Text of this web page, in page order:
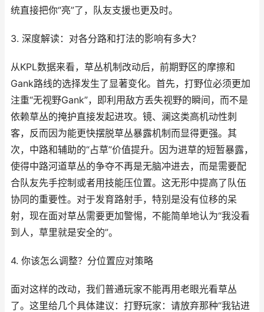
统直接把你“亮”了，队友支援也更及时。
3. 深度解读：对各分路和打法的影响有多大？
从KPL数据来看，草丛机制改动后，前期野区的摩擦和
Gank路线的选择发生了显著变化。首先，打野位必须更加
注重“无视野Gank”，即利用敌方丢失视野的瞬间，而不是
依赖草丛的掩护直接发起进攻。镜、澜这类高机动性刺
客，反而因为能更快摆脱草丛暴露机制而显得更强。其
次，中路和辅助的“占草”价值提升。因为进草的短暂暴露，
使得中路河道草丛的争夺不再是无脑冲进去，而是需要配
合队友先手控制或者用技能压位置。这无形中提高了队伍
协同的重要性。对于发育路射手，特别是没有位移的呆
射，现在面对草丛需要更加警惕，不能简单地认为“我没看
到人，草里就是安全的”。
4. 你该怎么调整？分位置应对策略
面对这样的改动，我们普通玩家不能再用老眼光看草丛
了。这里给几个具体建议：打野玩家：请放弃那种“我钻进